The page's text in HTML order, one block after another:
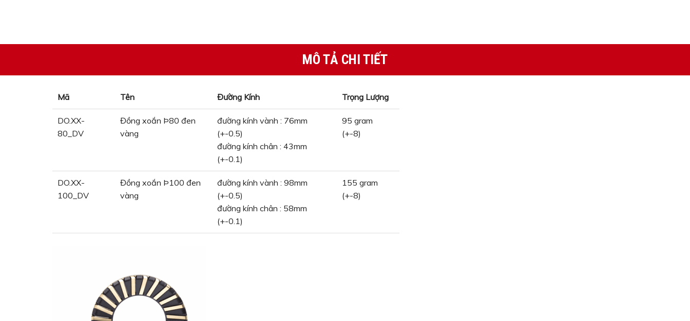
MÔ TẢ CHI TIẾT
Mã Tên Đường Kính Trọng Lượng
DO.XX-
80_DV
Đồng xoắn Þ80 đen
vàng
đường kính vành : 76mm
(+-0.5)
đường kính chân : 43mm
(+-0.1)
95 gram
(+-8)
DO.XX-
100_DV
Đồng xoắn Þ100 đen
vàng
đường kính vành : 98mm
(+-0.5)
đường kính chân : 58mm
(+-0.1)
155 gram
(+-8)